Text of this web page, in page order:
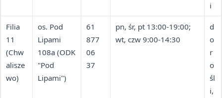
i
Filia
11
(Chw
alisze
wo)
os. Pod
Lipami
108a (ODK
"Pod
Lipami")
61
877
06
37
pn, śr, pt 13:00-19:00;
wt, czw 9:00-14:30
d
o
r
o
śl
i,